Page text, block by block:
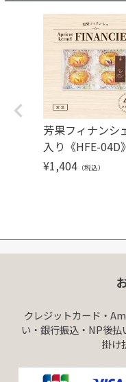
芳果フィナンシ
入り《HFE-04D》
¥1,404 （税込）
クレジットカード・
い・銀行振込・NP後
掛け